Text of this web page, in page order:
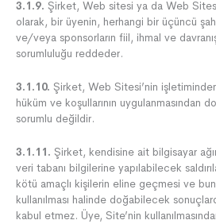
3.1.9. Şirket, Web sitesi ya da Web
olarak, bir üyenin, herhangi bir üçüncü
ve/veya sponsorların fiil, ihmal ve
sorumluluğu reddeder.
3.1.10. Şirket, Web Sitesi’nin
hüküm ve koşullarının uygulanmasından
sorumlu değildir.
3.1.11. Şirket, kendisine ait bilgisayar
veri tabanı bilgilerine yapılabilecek
kötü amaçlı kişilerin eline geçmesi ve
kullanılması halinde doğabilecek
kabul etmez. Üye, Site’nin